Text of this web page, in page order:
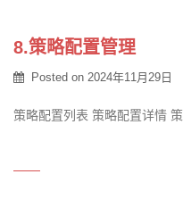
8.策略配置管理
Posted on 2024年11月29日
策略配置列表 策略配置详情